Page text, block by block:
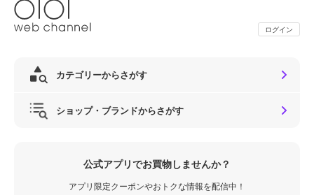
ログイン
カテゴリーからさがす
ショップ・ブランドからさがす
公式アプリでお買物しませんか？
アプリ限定クーポンやおトクな情報を配信中！